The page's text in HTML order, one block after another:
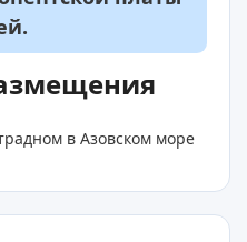
в Азовском море